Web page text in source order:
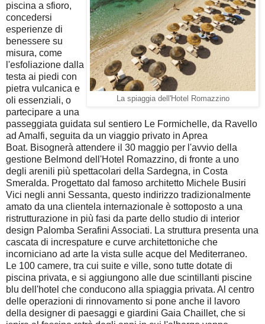
La spiaggia dell'Hotel Romazzino
piscina a sfioro,
concedersi
esperienze di
benessere su
misura, come
l'esfoliazione dalla
testa ai piedi con
pietra vulcanica e
oli essenziali, o
partecipare a una
passeggiata guidata sul sentiero Le Formichelle, da Ravello
ad Amalfi, seguita da un viaggio privato in Aprea
Boat. Bisognerà attendere il 30 maggio per l'avvio della
gestione Belmond dell'Hotel Romazzino, di fronte a uno
degli arenili più spettacolari della Sardegna, in Costa
Smeralda. Progettato dal famoso architetto Michele Busiri
Vici negli anni Sessanta, questo indirizzo tradizionalmente
amato da una clientela internazionale è sottoposto a una
ristrutturazione in più fasi da parte dello studio di interior
design Palomba Serafini Associati. La struttura presenta una
cascata di increspature e curve architettoniche che
incorniciano ad arte la vista sulle acque del Mediterraneo.
Le 100 camere, tra cui suite e ville, sono tutte dotate di
piscina privata, e si aggiungono alle due scintillanti piscine
blu dell'hotel che conducono alla spiaggia privata. Al centro
delle operazioni di rinnovamento si pone anche il lavoro
della designer di paesaggi e giardini Gaia Chaillet, che si